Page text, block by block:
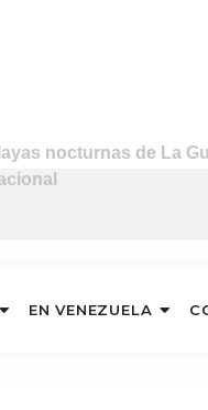
nocturnas de La
EN VENEZUELA